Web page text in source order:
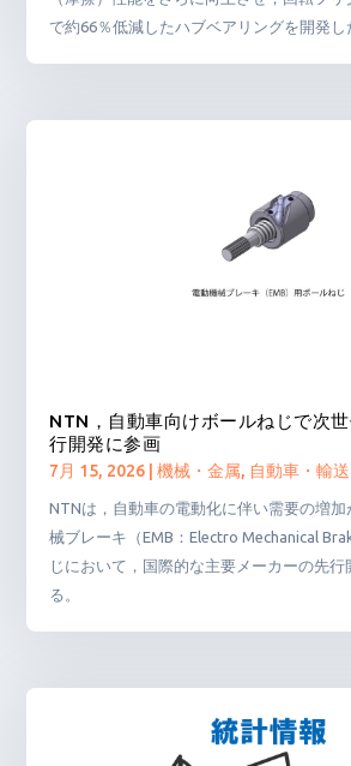
で約66％低減したハブベアリングを開発し
NTN，自動車向けボールねじで次
行開発に参画
7月 15, 2026 |機械・金属, 自動車・輸送
NTNは，自動車の電動化に伴い需要の増
械ブレーキ（EMB：Electro Mechanical
じにおいて，国際的な主要メーカーの先
る。